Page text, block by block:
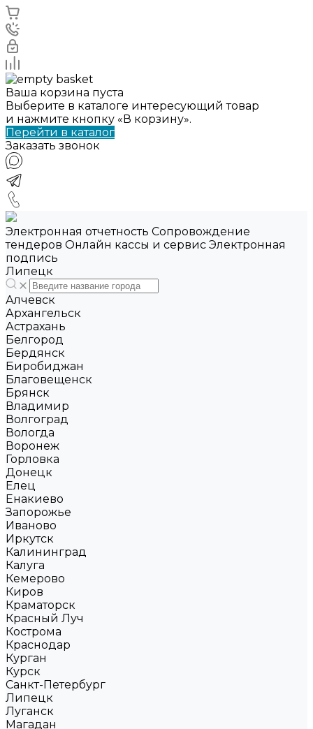
Ваша корзина пуста
Выберите в каталоге интересующий товар
и нажмите кнопку «В корзину».
Перейти в каталог
Заказать звонок
Электронная отчетность Сопровождение
тендеров Онлайн кассы и сервис Электронная
подпись
Липецк
Алчевск
Архангельск
Астрахань
Белгород
Бердянск
Биробиджан
Благовещенск
Брянск
Владимир
Волгоград
Вологда
Воронеж
Горловка
Донецк
Елец
Енакиево
Запорожье
Иваново
Иркутск
Калининград
Калуга
Кемерово
Киров
Краматорск
Красный Луч
Кострома
Краснодар
Курган
Курск
Санкт-Петербург
Липецк
Луганск
Магадан